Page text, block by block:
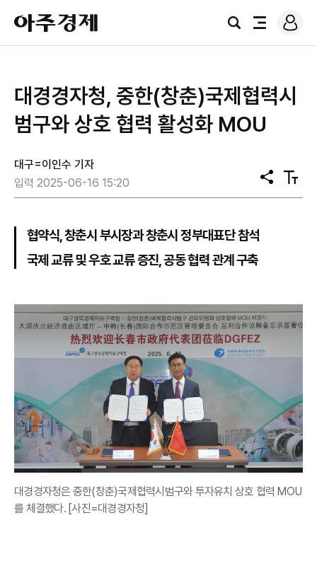
아
주
경
검
전
로
그
대경경자청, 중한(창춘)국제협력시
범구와 상호 협력 활성화 MOU
대구=이인수 기자
입력 2025-06-16 15:20
공
유
텍
스
협약식, 창춘시 부시장과 창춘시 정부대표단 참석
국제 교류 및 우호 교류 증진, 공동 협력 관계 구축
대경경자청은 중한(창춘)국제협력시범구와 투자유치 상호 협력 MOU
를 체결했다. [사진=대경경자청]